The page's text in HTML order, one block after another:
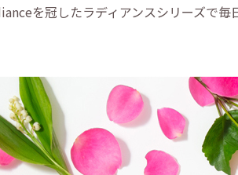
を冠したラディアンスシリーズで